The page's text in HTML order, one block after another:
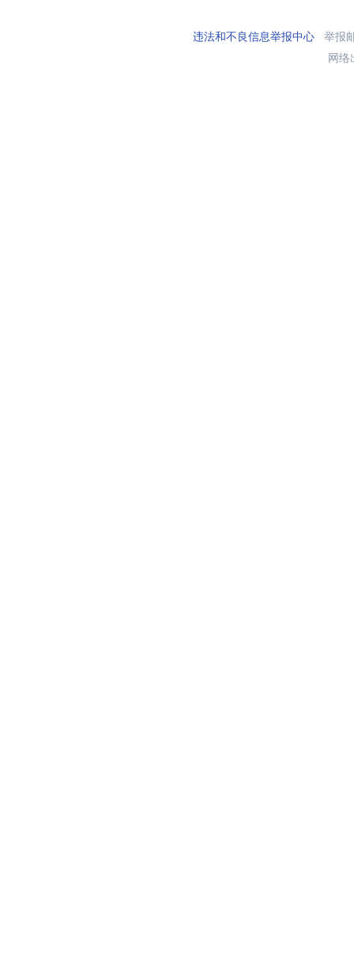
违法和不良信息举报中心举报
网